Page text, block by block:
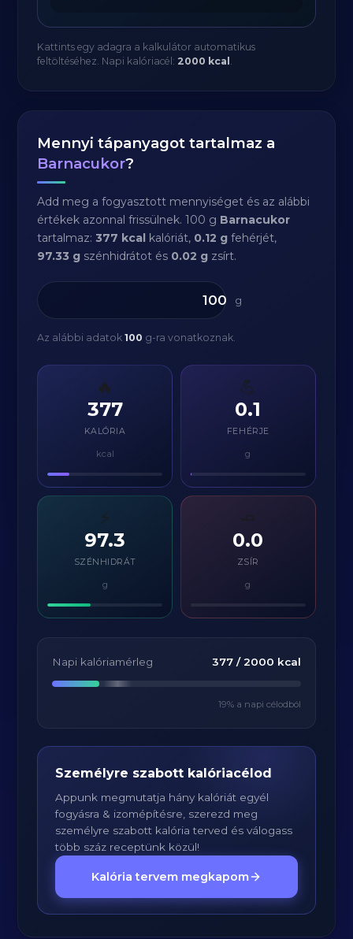
Kattints egy adagra a kalkulátor automatikus
feltöltéséhez. Napi kalóriacél: 2000 kcal .
Mennyi tápanyagot tartalmaz a
Barnacukor?
Add meg a fogyasztott mennyiséget és az alábbi
értékek azonnal frissülnek. 100 g Barnacukor
tartalmaz:377 kcal kalóriát, 0.12 g fehérjét,
97.33 g szénhidrátot és 0.02 g zsírt.
g
Az alábbi adatok100 g-ra vonatkoznak.
🔥
377
KALÓRIA
kcal
💪
0.1
FEHÉRJE
g
⚡
97.3
SZÉNHIDRÁT
g
0.0
ZSÍR
g
Napi kalóriamérleg 377/ 2000 kcal
19% a napi célodból
Személyre szabott kalóriacélod
Appunk megmutatja hány kalóriát egyél
fogyásra & izomépítésre, szerezd meg
személyre szabott kalória terved és válogass
több száz receptünk közül!
Kalória tervem megkapom